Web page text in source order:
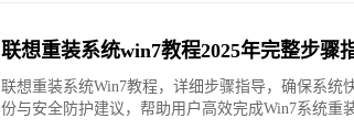
联想重装系统win7教程2025年完整步骤
联想重装系统Win7教程，详细步骤指导，确保系统
份与安全防护建议，帮助用户高效完成Win7系统重